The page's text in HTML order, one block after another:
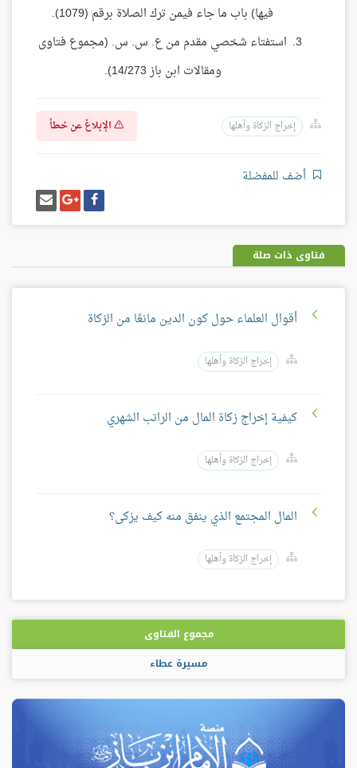
فيها) باب ما جاء فيمن ترك الصلاة برقم (1079).
استفتاء شخصي مقدم من ع. س. س. (مجموع فتاوى
ومقالات ابن باز 14/273).
إخراج الزكاة وأهلها الإبلاغ عن خطأ
أضف للمفضلة
شارك
على
فيسبوك
شارك
على
غوغل
بلس
إرسل
إيميل
فتاوى ذات صلة
أقوال العلماء حول كون الدين مانعًا من الزكاة
إخراج الزكاة وأهلها
كيفية إخراج زكاة المال من الراتب الشهري
إخراج الزكاة وأهلها
المال المجتمع الذي ينفق منه كيف يزكى؟
إخراج الزكاة وأهلها
مجموع الفتاوى
مسيرة عطاء